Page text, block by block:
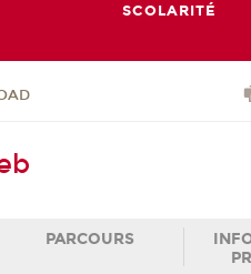
SCOLARITÉ
PARCOURS